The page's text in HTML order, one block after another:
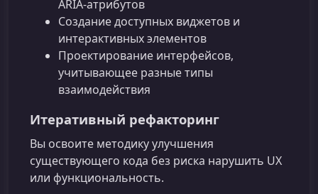
ARIA‑атрибутов
Создание доступных виджетов и
интерактивных элементов
Проектирование интерфейсов,
учитывающее разные типы
взаимодействия
Итеративный рефакторинг
Вы освоите методику улучшения
существующего кода без риска нарушить UX
или функциональность.